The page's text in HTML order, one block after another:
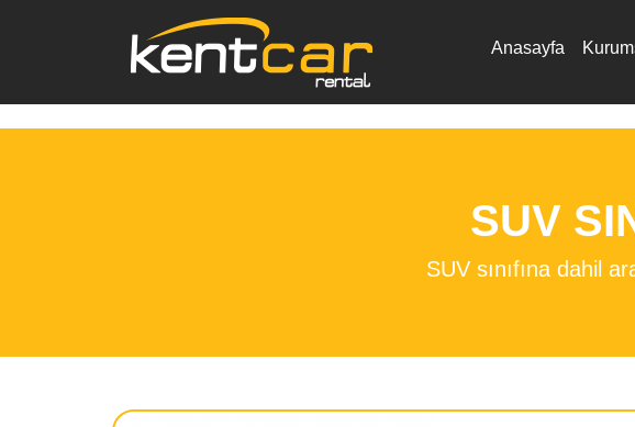
Anasayfa
SUV
SUV sınıfına dahil